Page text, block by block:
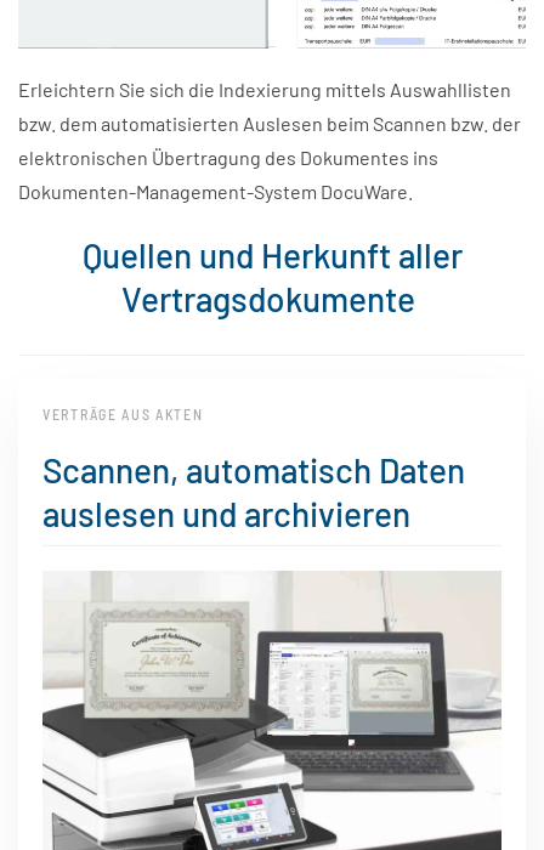
Erleichtern Sie sich die Indexierung mittels Auswahllisten
bzw. dem automatisierten Auslesen beim Scannen bzw. der
elektronischen Übertragung des Dokumentes ins
Dokumenten-Management-System DocuWare.
Quellen und Herkunft aller
Vertragsdokumente
VERTRÄGE AUS AKTEN
Scannen, automatisch Daten
auslesen und archivieren